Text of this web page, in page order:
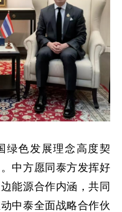
绿色发展理念高度契
中方愿同泰方发挥好
能源合作内涵，共同
中泰全面战略合作伙